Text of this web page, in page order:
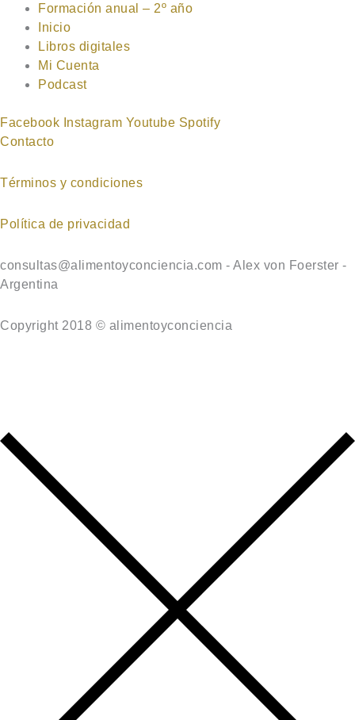
Formación anual – 2º año
Inicio
Libros digitales
Mi Cuenta
Podcast
Facebook Instagram Youtube Spotify
Contacto
Términos y condiciones
Política de privacidad
consultas@alimentoyconciencia.com - Alex von Foerster -
Argentina
Copyright 2018 © alimentoyconciencia